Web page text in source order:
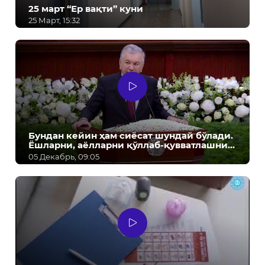
25 март “Ер вақти” куни
25 Март, 15:32
Бундан кейин ҳам сиёсат шундай бўлади.
Ёшларни, аёлларни қўллаб-қувватлашни
давом эттирамиз! - Ш.М. Мирзиёев
05 Декабрь, 09:05